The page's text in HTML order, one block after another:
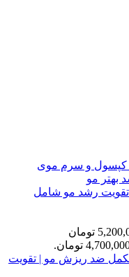
رشد مو شامل
قیمت اصلی: 5,200,000 تومان